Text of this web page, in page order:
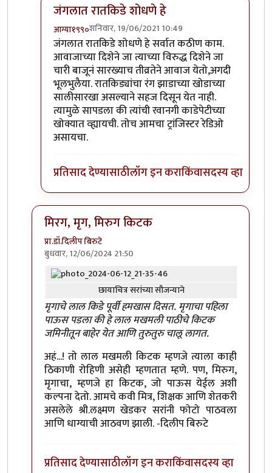
जंगलात रातकिडे शोधणे हे
आग्या१९९०शनिवार, 19/06/2021 10:49
In reply toमस्त....!byप्रा.डॉ.दिलीप बिरुटे
जंगलात रातकिडे शोधणे हे सर्वात कठीण काम.
आवाजाच्या दिशेने जा त्याच्या विरुद्ध दिशेने जा
चारी बाजूनं सारख्याच तीव्रतेने आवाज येतो,अगदी
भूलभुलैया. रातकिड्यांचा रंग झाडाच्या खोडाच्या
सालीसारखा असल्याने सहज दिसून येत नाही.
त्यामुळे सापडला की त्यांची रवानगी काडेपेटीच्या
खोक्यात व्ह्यायची. तोच आमचा ट्रांजिस्टर रेडिओ
असायचा.
प्रतिसाद देण्यासाठीलॉग इन कराकिंवासदस्य व्हा
मिरग, मृग, मिरुग किटक
प्रा.डॉ.दिलीप बिरुटे
बुधवार, 12/06/2024 21:50
In reply to'किडे' आवडले. by प्रचेतस
छायाचित्र सरांच्या सौजन्याने
मृगाचे लाल किडे पूर्वी हमखास दिसत. मृगाचा पहिला
पाऊस पडला की हे लाल मखमली पाठीचे किटक
जमिनीतून बाहेर येत आणि तुरुतुरु चालू लागत.
अहं...! तो लाल मखमली किटक म्हणजे त्याला काही
ठिकाणी रोहिणी असेही म्हणतात म्हणे. पण, मिरुग,
मृगाचा, म्हणजे हा किटक, जो पाऊस येईल अशी
कल्पना देतो. आमचे कवी मित्र, शिक्षक आणि शेतकरी
असलेले श्री.लक्ष्मण खेडकर सरांनी फोटो पाठवला
आणि धाग्याची आठवण झाली. -दिलीप बिरुटे
प्रतिसाद देण्यासाठीलॉग इन कराकिंवासदस्य व्हा